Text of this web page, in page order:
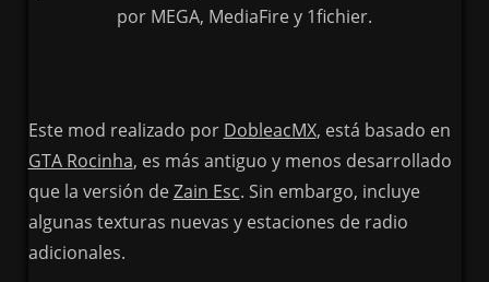
por MEGA, MediaFire y 1fichier.
Este mod realizado por DobleacMX, está basado en
GTA Rocinha, es más antiguo y menos desarrollado
que la versión deZain Esc. Sin embargo, incluye
algunas texturas nuevas y estaciones de radio
adicionales.